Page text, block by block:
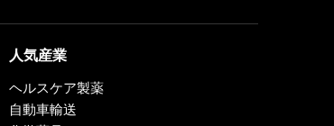
人気産業
ヘルスケア製薬
自動車輸送